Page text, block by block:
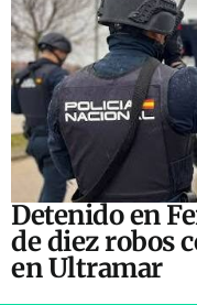
Detenido en
de diez robos
en Ultramar